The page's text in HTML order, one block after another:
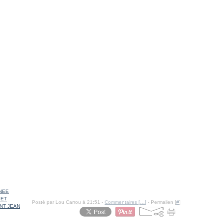
JEAN
Posté par Lou Carrou à 21:51 - Commentaires [ ] - Permalien [#]